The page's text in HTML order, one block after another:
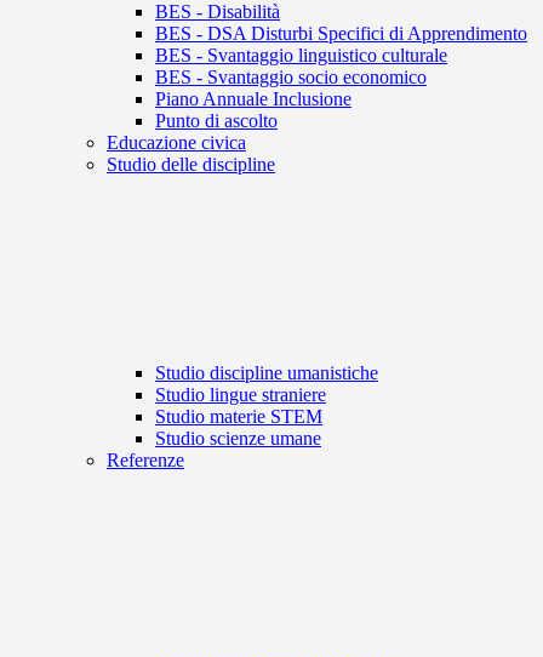
BES - Disabilità
BES - DSA Disturbi Specifici di Apprendimento
BES - Svantaggio linguistico culturale
BES - Svantaggio socio economico
Piano Annuale Inclusione
Punto di ascolto
Educazione civica
Studio delle discipline
Studio discipline umanistiche
Studio lingue straniere
Studio materie STEM
Studio scienze umane
Referenze